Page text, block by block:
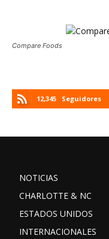
Compare Foods
12,345 Seguidores
NOTICIAS
CHARLOTTE & NC
ESTADOS UNIDOS
INTERNACIONALES